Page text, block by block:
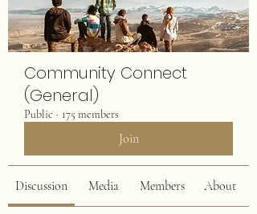
Community Connect
(General)
Public · 175 members
Join
Discussion Media Members About